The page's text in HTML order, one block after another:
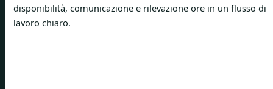
disponibilità, comunicazione e rilevazione ore in un flusso di
lavoro chiaro.